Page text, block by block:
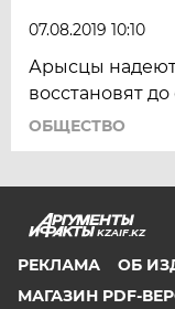
07.08.2019 10:10
Арысцы
восстановят
ОБЩЕСТВО
KZAIF.KZ
РЕКЛАМА
ОБ
МАГАЗИН PDF-